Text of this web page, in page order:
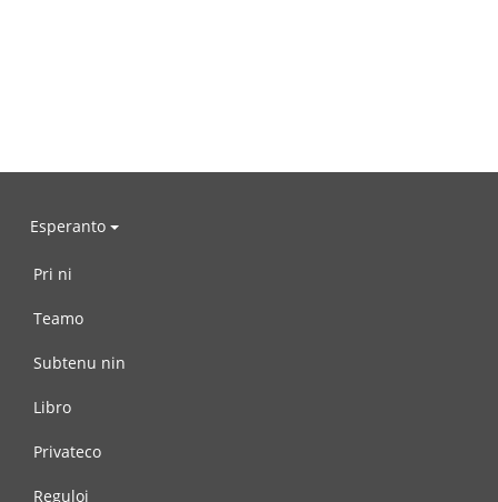
Esperanto
Pri ni
Teamo
Subtenu nin
Libro
Privateco
Reguloj